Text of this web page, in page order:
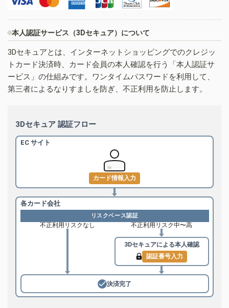
本人認証サービス（3Dセキュア）について
3Dセキュアとは、インターネットショッピングでのクレジッ
トカード決済時、カード会員の本人確認を行う「本人認証サ
ービス」の仕組みです。ワンタイムパスワードを利用して、
第三者によるなりすましを防ぎ、不正利用を防止します。
3Dセキュア 認証フロー
EC サイト
カード情報入力
各カード会社
リスクベース認証
不正利用リスクなし 不正利用リスク中〜高
3Dセキュアによる本人確認
認証番号入力
決済完了